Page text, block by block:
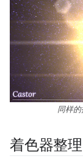
同样的
着色器整理